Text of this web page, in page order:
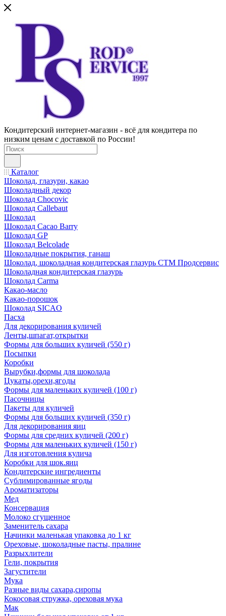
Кондитерский интернет-магазин - всё для кондитера по
низким ценам с доставкой по России!
Каталог
Шоколад, глазури, какао
Шоколадный декор
Шоколад Chocovic
Шоколад Callebaut
Шоколад
Шоколад Cacao Barry
Шоколад GP
Шоколад Belcolade
Шоколадные покрытия, ганаш
Шоколад, шоколадная кондитерская глазурь СТМ Продсервис
Шоколадная кондитерская глазурь
Шоколад Carma
Какао-масло
Какао-порошок
Шоколад SICAO
Пасха
Для декорирования куличей
Ленты,шпагат,открытки
Формы для больших куличей (550 г)
Посыпки
Коробки
Вырубки,формы для шоколада
Цукаты,орехи,ягоды
Формы для маленьких куличей (100 г)
Пасочницы
Пакеты для куличей
Формы для больших куличей (350 г)
Для декорирования яиц
Формы для средних куличей (200 г)
Формы для маленьких куличей (150 г)
Для изготовления кулича
Коробки для шок.яиц
Кондитерские ингредиенты
Сублимированные ягоды
Ароматизаторы
Мед
Консервация
Молоко сгущенное
Заменитель сахара
Начинки маленькая упаковка до 1 кг
Ореховые, шоколадные пасты, пралине
Разрыхлители
Гели, покрытия
Загустители
Мука
Разные виды сахара,сиропы
Кокосовая стружка, ореховая мука
Мак